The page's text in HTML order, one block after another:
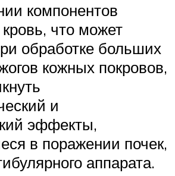
компонентов
что может
обработке больших
кожных покровов,
и
эффекты,
в поражении почек,
аппарата.